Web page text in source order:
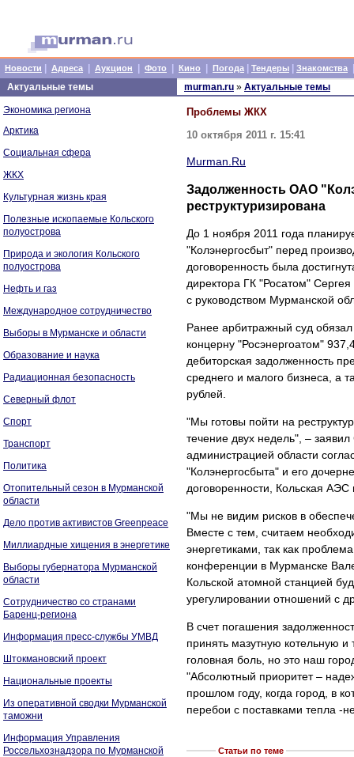
Новости Адреса Аукцион Фото Кино Погода Тендеры Знакомства
Актуальные темы
Экономика региона
Арктика
Социальная сфера
ЖКХ
Культурная жизнь края
Полезные ископаемые Кольского
полуострова
Природа и экология Кольского
полуострова
Нефть и газ
Международное сотрудничество
Выборы в Мурманске и области
Образование и наука
Радиационная безопасность
Северный флот
Спорт
Транспорт
Политика
Отопительный сезон в Мурманской
области
Дело против активистов Greenpeace
Миллиардные хищения в энергетике
Выборы губернатора Мурманской
области
Сотрудничество со странами
Баренц-региона
Информация пресс-службы УМВД
Штокмановский проект
Национальные проекты
Из оперативной сводки Мурманской
таможни
Информация Управления
Россельхознадзора по Мурманской
murman.ru » Актуальные темы
Проблемы ЖКХ
10 октября 2011 г. 15:41
Murman.Ru
Задолженность ОАО
реструктуризирована
До 1 ноября 2011 года
"Колэнергосбыт" перед
договоренность была
директора ГК "Росатом"
с руководством Мурманской
Ранее арбитражный суд
концерну "Росэнергоатом"
дебиторская задолженность
среднего и малого бизнеса, а
рублей.
"Мы готовы пойти на
течение двух недель", –
администрацией области
"Колэнергосбыта" и его
договоренности, Кольская АЭС
"Мы не видим рисков в
Вместе с тем, считаем
энергетиками, так как
конференции в Мурманске
Кольской атомной станцией
урегулировании отношений с
В счет погашения
принять мазутную котельную
головная боль, но это наш
"Абсолютный приоритет –
прошлом году, когда город, в
перебои с поставками тепла -
Статьи по теме